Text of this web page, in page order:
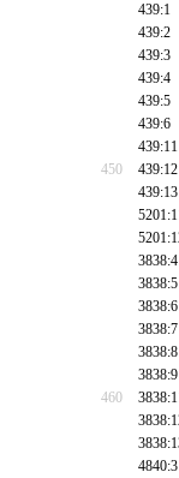
439:1
439:2
439:3
439:4
439:5
439:6
439:11
450
439:12
439:13
3838:4
3838:5
3838:6
3838:7
3838:8
3838:9
460
4840:3